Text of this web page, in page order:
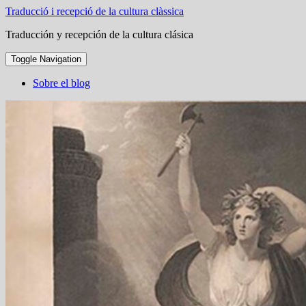
Traducció i recepció de la cultura clàssica
Traducción y recepción de la cultura clásica
Toggle Navigation
Sobre el blog